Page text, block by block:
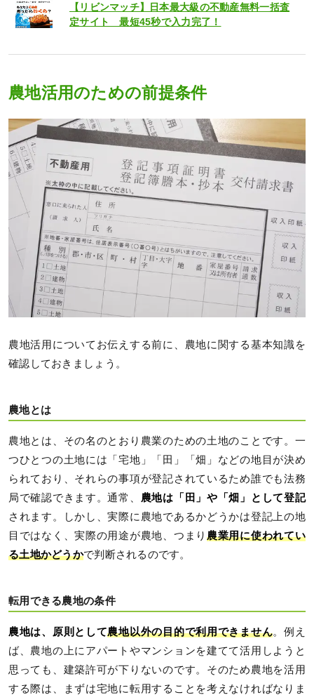
【リビンマッチ】日本最大級の不動産無料一括査
定サイト 最短45秒で入力完了！
農地活用のための前提条件
農地活用についてお伝えする前に、農地に関する基本知識を
確認しておきましょう。
農地とは
農地とは、その名のとおり農業のための土地のことです。一
つひとつの土地には「宅地」「田」「畑」などの地目が決め
られており、それらの事項が登記されているため誰でも法務
局で確認できます。通常、 農地は「田」や「畑」として登記
されます。しかし、実際に農地であるかどうかは登記上の地
目ではなく、実際の用途が農地、つまり 農業用に使われてい
る土地かどうかで判断されるのです。
転用できる農地の条件
農地は、原則として農地以外の目的で利用できません。例え
ば、農地の上にアパートやマンションを建てて活用しようと
思っても、建築許可が下りないのです。そのため農地を活用
する際は、まずは宅地に転用することを考えなければなりま